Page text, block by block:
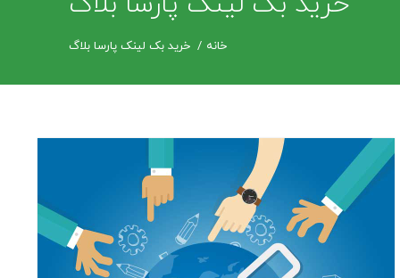
خانه خرید بک لینک پارسا بلاگ